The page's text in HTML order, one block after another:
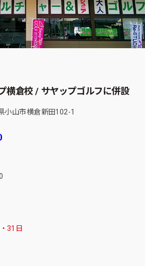
横倉校 / サヤップゴルフに併設
小山市横倉新田102-1
31日